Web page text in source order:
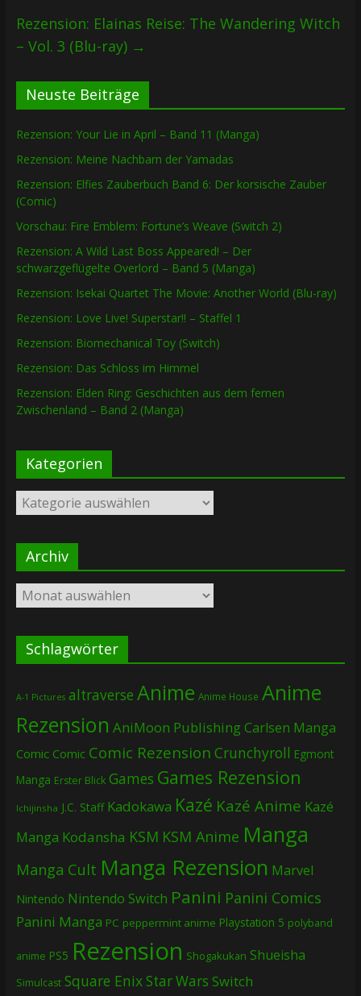
Rezension: Elainas Reise: The Wandering Witch
– Vol. 3 (Blu-ray) →
Neuste Beiträge
Rezension: Your Lie in April – Band 11 (Manga)
Rezension: Meine Nachbarn der Yamadas
Rezension: Elfies Zauberbuch Band 6: Der korsische Zauber
(Comic)
Vorschau: Fire Emblem: Fortune’s Weave (Switch 2)
Rezension: A Wild Last Boss Appeared! – Der
schwarzgeflügelte Overlord – Band 5 (Manga)
Rezension: Isekai Quartet The Movie: Another World (Blu-ray)
Rezension: Love Live! Superstar!! – Staffel 1
Rezension: Biomechanical Toy (Switch)
Rezension: Das Schloss im Himmel
Rezension: Elden Ring: Geschichten aus dem fernen
Zwischenland – Band 2 (Manga)
Kategorien
Kategorien
Archiv
Archiv
Schlagwörter
A-1 Pictures altraverse Anime Anime House Anime
Rezension AniMoon PublishingCarlsen Manga
Comic Comic Comic Rezension Crunchyroll Egmont
Manga Erster Blick Games Games Rezension
Ichijinsha J.C. Staff Kadokawa Kazé Kazé Anime Kazé
Manga Kodansha KSM KSM Anime Manga
Manga Cult Manga Rezension Marvel
Nintendo Nintendo Switch Panini Panini Comics
Panini Manga PC peppermint anime Playstation 5 polyband
anime PS5 Rezension Shogakukan Shueisha
Simulcast Square EnixStar Wars Switch